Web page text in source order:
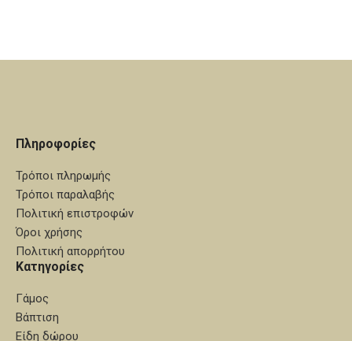
Πληροφορίες
Τρόποι πληρωμής
Τρόποι παραλαβής
Πολιτική επιστροφών
Όροι χρήσης
Πολιτική απορρήτου
Κατηγορίες
Γάμος
Βάπτιση
Είδη δώρου